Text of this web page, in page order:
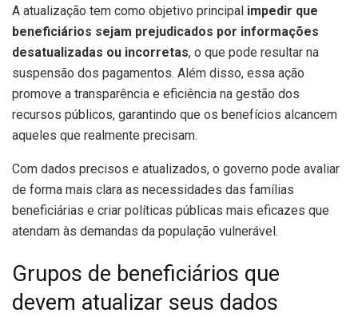
A atualização tem como objetivo principal impedir que
beneficiários sejam prejudicados por informações
desatualizadas ou incorretas, o que pode resultar na
suspensão dos pagamentos. Além disso, essa ação
promove a transparência e eficiência na gestão dos
recursos públicos, garantindo que os benefícios alcancem
aqueles que realmente precisam.
Com dados precisos e atualizados, o governo pode avaliar
de forma mais clara as necessidades das famílias
beneficiárias e criar políticas públicas mais eficazes que
atendam às demandas da população vulnerável.
Grupos de beneficiários que
devem atualizar seus dados